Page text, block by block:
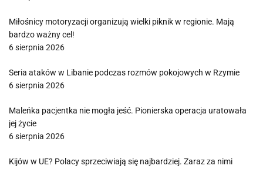
Miłośnicy motoryzacji organizują wielki piknik w regionie. Mają
bardzo ważny cel!
6 sierpnia 2026
Seria ataków w Libanie podczas rozmów pokojowych w Rzymie
6 sierpnia 2026
Maleńka pacjentka nie mogła jeść. Pionierska operacja uratowała
jej życie
6 sierpnia 2026
Kijów w UE? Polacy sprzeciwiają się najbardziej. Zaraz za nimi